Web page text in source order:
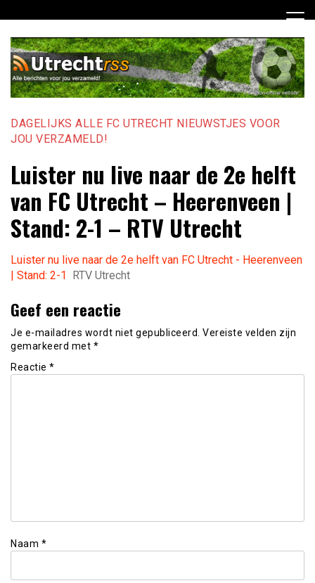
naar
inhoud
DAGELIJKS ALLE FC UTRECHT NIEUWSTJES VOOR
JOU VERZAMELD!
Luister nu live naar de 2e helft
van FC Utrecht – Heerenveen |
Stand: 2-1 – RTV Utrecht
Luister nu live naar de 2e helft van FC Utrecht - Heerenveen
| Stand: 2-1 RTV Utrecht
Geef een reactie
Je e-mailadres wordt niet gepubliceerd. Vereiste velden zijn
gemarkeerd met *
Reactie *
Naam *